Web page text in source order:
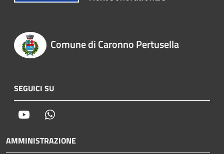
Comune di Caronno Pertusella
SEGUICI SU
Youtube
AMMINISTRAZIONE